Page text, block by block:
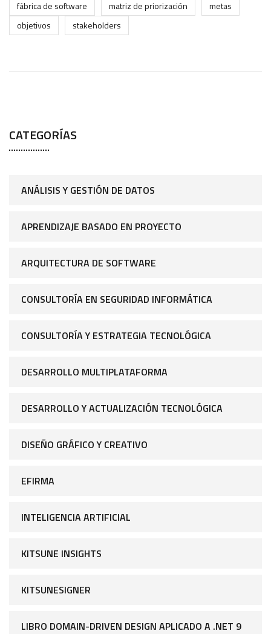
fábrica de software matriz de priorización
metas
objetivos
stakeholders
CATEGORÍAS
ANÁLISIS Y GESTIÓN DE DATOS
APRENDIZAJE BASADO EN PROYECTO
ARQUITECTURA DE SOFTWARE
CONSULTORÍA EN SEGURIDAD INFORMÁTICA
CONSULTORÍA Y ESTRATEGIA TECNOLÓGICA
DESARROLLO MULTIPLATAFORMA
DESARROLLO Y ACTUALIZACIÓN TECNOLÓGICA
DISEÑO GRÁFICO Y CREATIVO
EFIRMA
INTELIGENCIA ARTIFICIAL
KITSUNE INSIGHTS
KITSUNESIGNER
LIBRO DOMAIN-DRIVEN DESIGN APLICADO A .NET 9